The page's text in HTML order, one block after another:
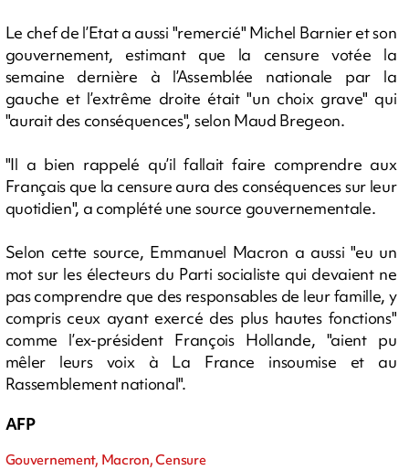
Le chef de l’Etat a aussi "remercié" Michel Barnier et son
gouvernement, estimant que la censure votée la
semaine dernière à l’Assemblée nationale par la
gauche et l’extrême droite était "un choix grave" qui
"aurait des conséquences", selon Maud Bregeon.
"Il a bien rappelé qu’il fallait faire comprendre aux
Français que la censure aura des conséquences sur leur
quotidien", a complété une source gouvernementale.
Selon cette source, Emmanuel Macron a aussi "eu un
mot sur les électeurs du Parti socialiste qui devaient ne
pas comprendre que des responsables de leur famille, y
compris ceux ayant exercé des plus hautes fonctions"
comme l’ex-président François Hollande, "aient pu
mêler leurs voix à La France insoumise et au
Rassemblement national".
AFP
Gouvernement, Macron, Censure